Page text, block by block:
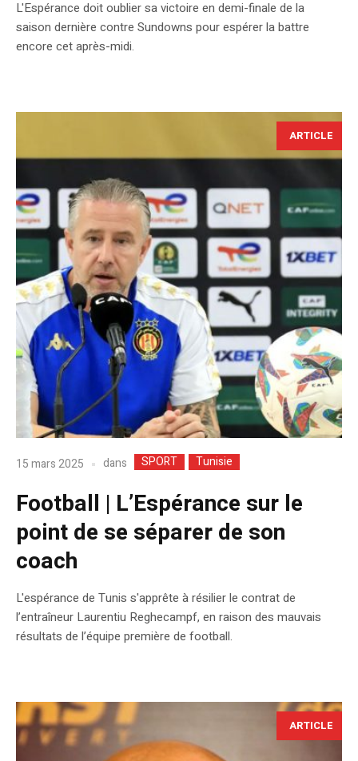
L'Espérance doit oublier sa victoire en demi-finale de la
saison dernière contre Sundowns pour espérer la battre
encore cet après-midi.
ARTICLE
15 mars 2025 dans SPORT Tunisie
Football | L’Espérance sur le
point de se séparer de son
coach
L'espérance de Tunis s'apprête à résilier le contrat de
l’entraîneur Laurentiu Reghecampf, en raison des mauvais
résultats de l’équipe première de football.
ARTICLE